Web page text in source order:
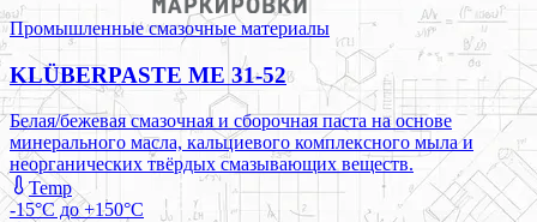
Промышленные смазочные материалы
KLÜBERPASTE ME 31-52
Белая/бежевая смазочная и сборочная паста на основе
минерального масла, кальциевого комплексного мыла и
неорганических твёрдых смазывающих веществ.
Temp
-15°C до +150°C